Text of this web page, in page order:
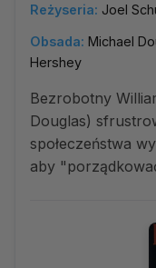
Reżyseria: Joel
Obsada: Michael
Hershey
Bezrobotny
Douglas)
społeczeństwa
aby